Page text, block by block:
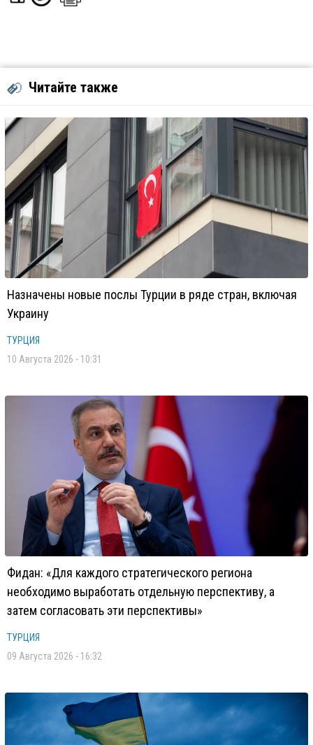
Читайте также
Назначены новые послы Турции в ряде стран, включая
Украину
ТУРЦИЯ
10 Августа 2026 - 10:31
Фидан: «Для каждого стратегического региона
необходимо выработать отдельную перспективу, а
затем согласовать эти перспективы»
ТУРЦИЯ
09 Августа 2026 - 16:32